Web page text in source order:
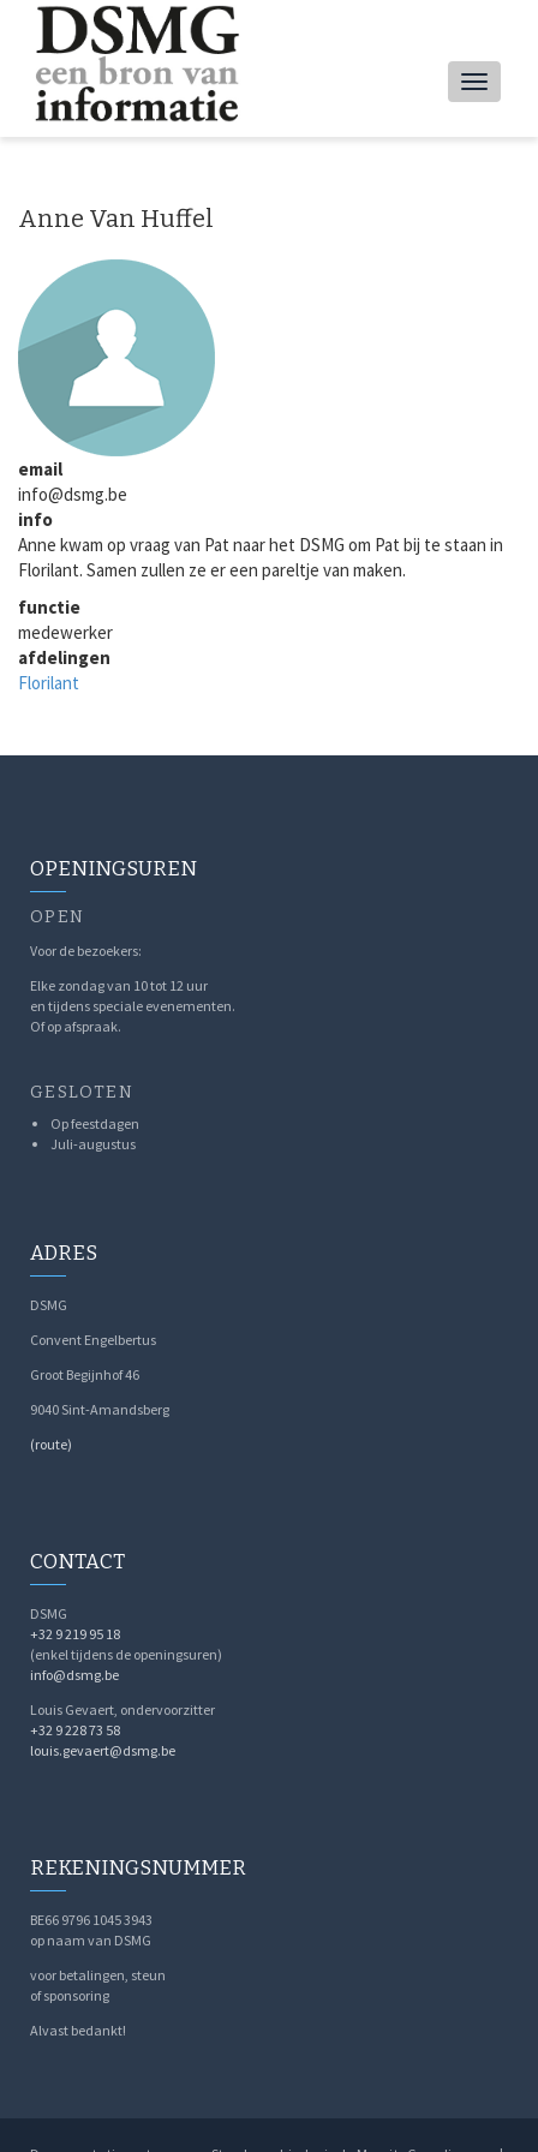
Main
Anne Van Huffel
email
info@dsmg.be
info
Anne kwam op vraag van Pat naar het DSMG om Pat bij te staan in
Florilant. Samen zullen ze er een pareltje van maken.
functie
medewerker
afdelingen
Florilant
OPENINGSUREN
OPEN
Voor de bezoekers:
Elke zondag van 10 tot 12 uur
en tijdens speciale evenementen.
Of op afspraak.
GESLOTEN
Op feestdagen
Juli-augustus
ADRES
DSMG
Convent Engelbertus
Groot Begijnhof 46
9040 Sint-Amandsberg
(route)
CONTACT
DSMG
+32 9 219 95 18
(enkel tijdens de openingsuren)
info@dsmg.be
Louis Gevaert, ondervoorzitter
+32 9 228 73 58
louis.gevaert@dsmg.be
REKENINGSNUMMER
BE66 9796 1045 3943
op naam van DSMG
voor betalingen, steun
of sponsoring
Alvast bedankt!